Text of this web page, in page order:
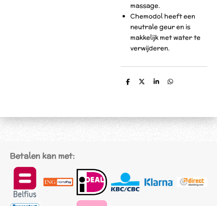
massage.
Chemodol heeft een
neutrale geur en is
makkelijk met water te
verwijderen.
D
D
S
D
Betalen kan met: